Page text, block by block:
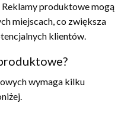
Reklamy produktowe mogą
miejscach, co zwiększa
klientów.
wymaga kilku